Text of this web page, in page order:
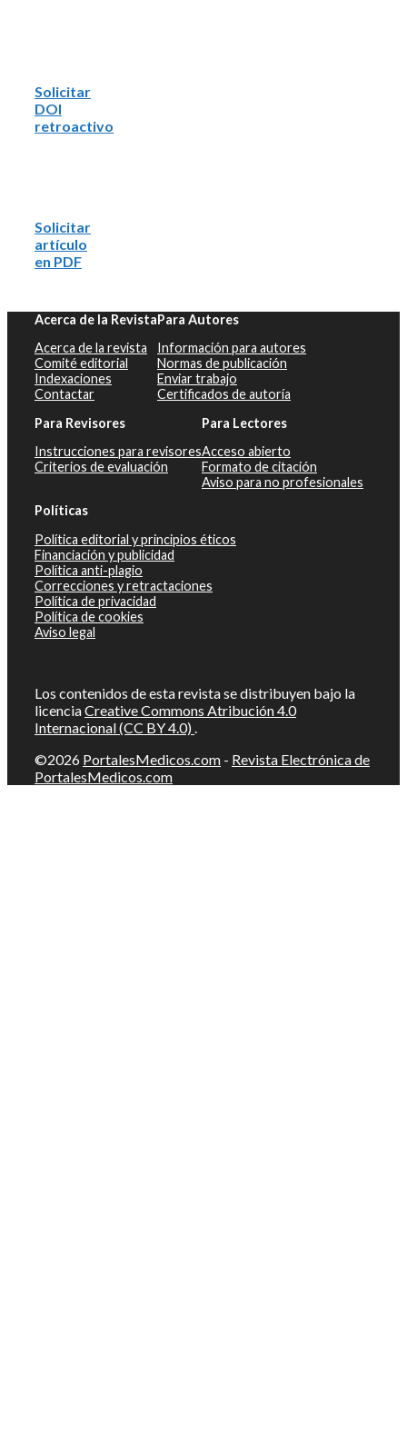
Solicitar
DOI
retroactivo
Solicitar
artículo
en PDF
Acerca de la Revista
Acerca de la revista
Comité editorial
Indexaciones
Contactar
Para Autores
Información para autores
Normas de publicación
Enviar trabajo
Certificados de autoría
Para Revisores
Instrucciones para revisores
Criterios de evaluación
Para Lectores
Acceso abierto
Formato de citación
Aviso para no profesionales
Políticas
Política editorial y principios éticos
Financiación y publicidad
Política anti-plagio
Correcciones y retractaciones
Política de privacidad
Política de cookies
Aviso legal
Los contenidos de esta revista se distribuyen bajo la
licenciaCreative Commons Atribución 4.0
Internacional (CC BY 4.0) .
©2026 PortalesMedicos.com - Revista Electrónica de
PortalesMedicos.com